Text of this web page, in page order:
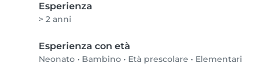
Esperienza
> 2 anni
Esperienza con età
Neonato • Bambino • Età prescolare • Elementari